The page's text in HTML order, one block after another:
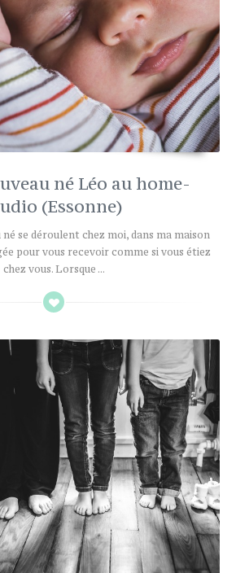
né Léo au home-
(Essonne)
né se déroulent chez moi, dans ma maison
pour vous recevoir comme si vous étiez
chez vous. Lorsque ...